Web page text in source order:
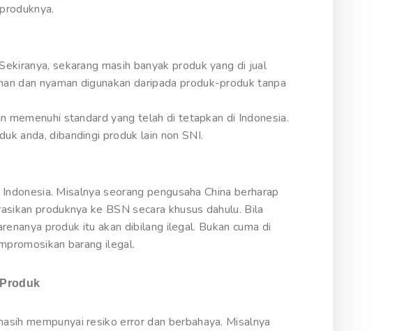
sekarang masih banyak produk yang di jual
dan nyaman digunakan daripada produk-produk tanpa
memenuhi standard yang telah di tetapkan di Indonesia.
anda, dibandingi produk lain non SNI.
Misalnya seorang pengusaha China berharap
produknya ke BSN secara khusus dahulu. Bila
produk itu akan dibilang ilegal. Bukan cuma di
barang ilegal.
mempunyai resiko error dan berbahaya. Misalnya